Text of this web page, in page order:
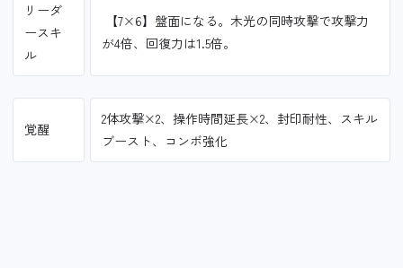
リーダ
ースキ
ル
【7×6】盤面になる。木光の同時攻撃で攻撃力
が4倍、回復力は1.5倍。
覚醒
2体攻撃×2、操作時間延長×2、封印耐性、スキル
ブースト、コンボ強化